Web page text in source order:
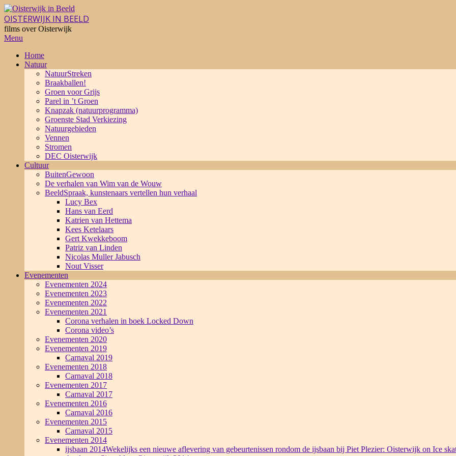
Skip
to
content
OISTERWIJK IN BEELD
films over Oisterwijk
Primary
Menu
Menu
Home
Natuur
NatuurStreken
Braakballen!
Groen voor Grijs
Parel in ’t Groen
Knapzak (natuurprogramma)
Groenste Stad Verkiezing
Natuurgebieden
Vennen
Stromen
DEC Oisterwijk
Cultuur
BuitenGewoon
De verhalen van Wim van de Wouw
BeeldSpraak, kunstenaars vertellen hun verhaal
Lucy Bex
Hans van Eerd
Katrien van Hettema
Kees Ketelaars
Gert Kwekkeboom
Patriz van Linden
Nicolas Muller Jabusch
Nout Visser
Evenementen
Evenementen 2024
Evenementen 2023
Evenementen 2022
Evenementen 2021
Corona verhalen in boek Locked Down
Corona video’s
Evenementen 2020
Evenementen 2019
Carnaval 2019
Evenementen 2018
Carnaval 2018
Evenementen 2017
Carnaval 2017
Evenementen 2016
Carnaval 2016
Evenementen 2015
Carnaval 2015
Evenementen 2014
ijsbaan 2014Wekelijks een nieuwe aflevering van gebeurtenissen rondom de ijsbaan bij Piet Plezier: Oisterwijk on Ice